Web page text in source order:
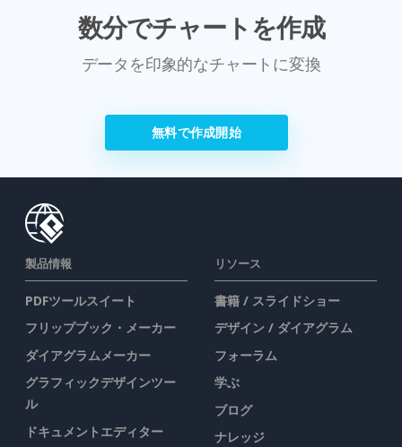
数分でチャートを作成
データを印象的なチャートに変換
無料で作成開始
製品情報
PDFツールスイート
フリップブック・メーカー
ダイアグラムメーカー
グラフィックデザインツー
ル
ドキュメントエディター
リソース
書籍 / スライドショー
デザイン / ダイアグラム
フォーラム
学ぶ
ブログ
ナレッジ